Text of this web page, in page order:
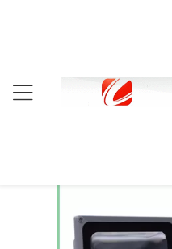
照明の外の IP65
ト AC 85 -産業
照明の外の IP65
ト 30 ワット AC